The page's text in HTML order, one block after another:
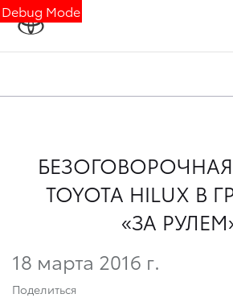
Debug Mode
TOYOTA HILUX В
«ЗА
18 марта 2016 г.
Поделиться